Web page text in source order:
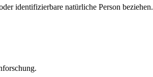
identifizierbare natürliche Person beziehen.